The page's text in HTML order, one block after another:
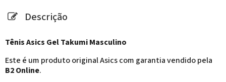
Descrição
Tênis Asics Gel Takumi Masculino
Este é um produto original Asics com garantia vendido pela
B2 Online.